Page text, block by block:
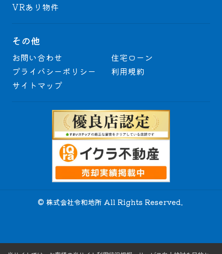
VRあり物件
その他
お問い合わせ
住宅ローン
プライバシーポリシー
利用規約
サイトマップ
© 株式会社令和地所 All Rights Reserved.